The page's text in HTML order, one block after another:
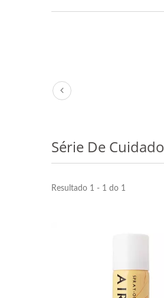
Série De
Resultado 1 - 1 do 1